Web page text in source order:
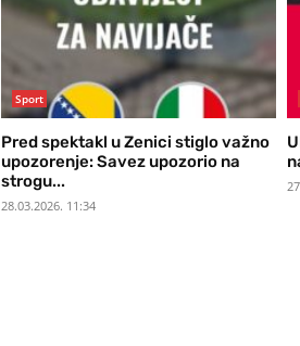
Sport
Pred spektakl u Zenici stiglo važno
upozorenje: Savez upozorio na
strogu...
28.03.2026. 11:34